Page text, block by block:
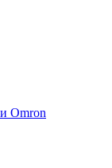
Omron